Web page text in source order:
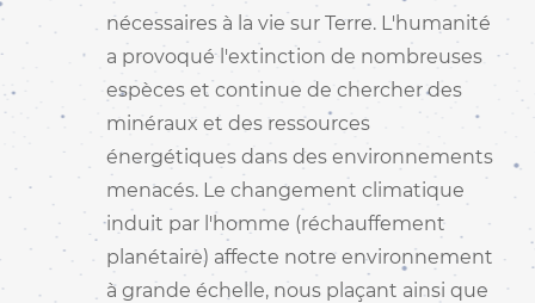
nécessaires à la vie sur Terre. L'humanité
a provoqué l'extinction de nombreuses
espèces et continue de chercher des
minéraux et des ressources
énergétiques dans des environnements
menacés. Le changement climatique
induit par l'homme (réchauffement
planétaire) affecte notre environnement
à grande échelle, nous plaçant ainsi que